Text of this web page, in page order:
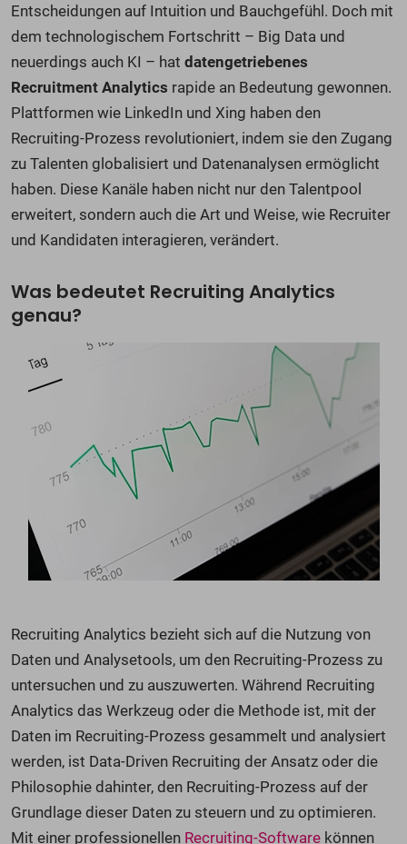
Entscheidungen auf Intuition und Bauchgefühl. Doch mit
dem technologischem Fortschritt – Big Data und
neuerdings auch KI – hat datengetriebenes
Recruitment Analytics rapide an Bedeutung gewonnen.
Plattformen wie LinkedIn und Xing haben den
Recruiting-Prozess revolutioniert, indem sie den Zugang
zu Talenten globalisiert und Datenanalysen ermöglicht
haben. Diese Kanäle haben nicht nur den Talentpool
erweitert, sondern auch die Art und Weise, wie Recruiter
und Kandidaten interagieren, verändert.
Was bedeutet Recruiting Analytics
genau?
Recruiting Analytics bezieht sich auf die Nutzung von
Daten und Analysetools, um den Recruiting-Prozess zu
untersuchen und zu auszuwerten. Während Recruiting
Analytics das Werkzeug oder die Methode ist, mit der
Daten im Recruiting-Prozess gesammelt und analysiert
werden, ist Data-Driven Recruiting der Ansatz oder die
Philosophie dahinter, den Recruiting-Prozess auf der
Grundlage dieser Daten zu steuern und zu optimieren.
Mit einer professionellen Recruiting-Software können